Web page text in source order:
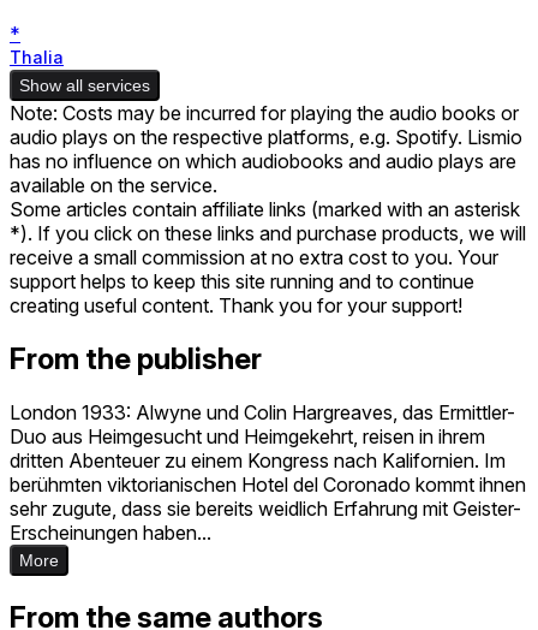
*
Thalia
Show all services
Note: Costs may be incurred for playing the audio books or
audio plays on the respective platforms, e.g. Spotify. Lismio
has no influence on which audiobooks and audio plays are
available on the service.
Some articles contain affiliate links (marked with an asterisk
*). If you click on these links and purchase products, we will
receive a small commission at no extra cost to you. Your
support helps to keep this site running and to continue
creating useful content. Thank you for your support!
From the publisher
London 1933: Alwyne und Colin Hargreaves, das Ermittler-
Duo aus Heimgesucht und Heimgekehrt, reisen in ihrem
dritten Abenteuer zu einem Kongress nach Kalifornien. Im
berühmten viktorianischen Hotel del Coronado kommt ihnen
sehr zugute, dass sie bereits weidlich Erfahrung mit Geister-
Erscheinungen haben...
More
From the same authors